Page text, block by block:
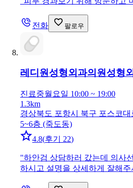
전화 팔로우
레디원성형외과의원성형
진료중월요일 10:00 ~ 19:00
1.3km
경상북도 포항시 북구 포스코대
5~6층 (죽도동)
4.8(후기 22)
"하안검 상담하러 갔는데 의사
하시고 설명을 상세하게 잘해